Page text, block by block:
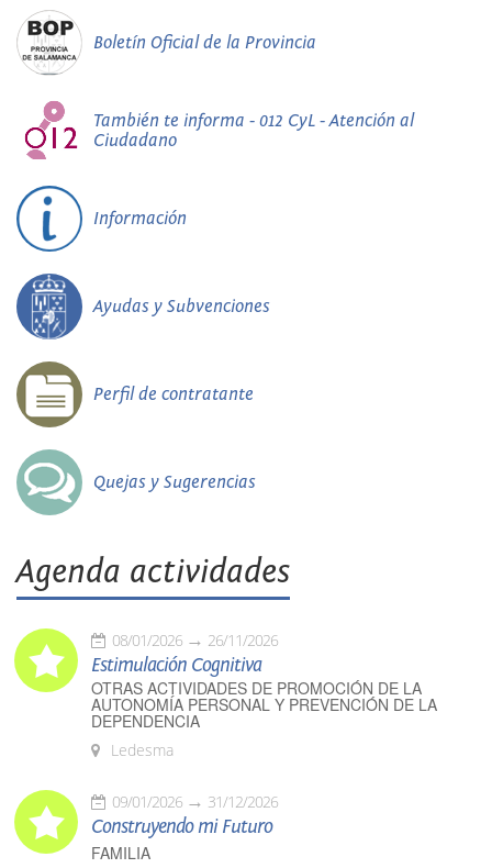
Boletín Oficial de la Provincia
También te informa - 012 CyL - Atención al
Ciudadano
Información
Ayudas y Subvenciones
Perfil de contratante
Quejas y Sugerencias
Agenda actividades
08/01/2026 26/11/2026
Estimulación Cognitiva
OTRAS ACTIVIDADES DE PROMOCIÓN DE LA
AUTONOMÍA PERSONAL Y PREVENCIÓN DE LA
DEPENDENCIA
Ledesma
09/01/2026 31/12/2026
Construyendo mi Futuro
FAMILIA